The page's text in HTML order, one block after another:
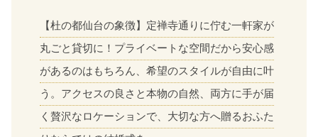
おトクな特典つきフェア
8/11 (火・祝)
【成約特典】最大110万円相当ご優待
フェア一覧
【杜の都仙台の象徴】定禅寺通りに佇む一軒家が
丸ごと貸切に！プライベートな空間だから安心感
があるのはもちろん、希望のスタイルが自由に叶
う。アクセスの良さと本物の自然、両方に手が届
く贅沢なロケーションで、大切な方へ贈るおふた